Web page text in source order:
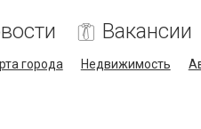
Вакансии
города Недвижимость